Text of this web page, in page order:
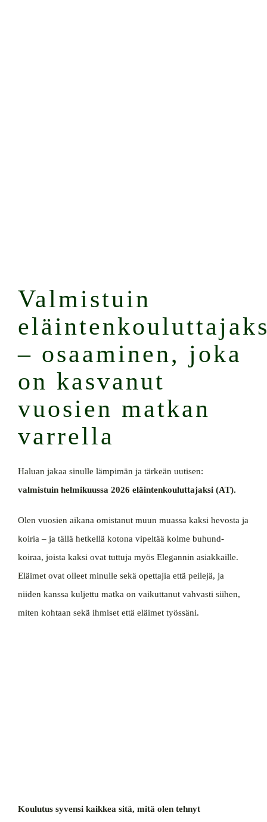
Valmistuin
– osaaminen, joka
on kasvanut
vuosien matkan
varrella
Haluan jakaa sinulle lämpimän ja tärkeän uutisen:
valmistuin helmikuussa 2026 eläintenkouluttajaksi (AT).
Olen vuosien aikana omistanut muun muassa kaksi hevosta ja
koiria – ja tällä hetkellä kotona vipeltää kolme buhund-
koiraa, joista kaksi ovat tuttuja myös Elegannin asiakkaille.
Eläimet ovat olleet minulle sekä opettajia että peilejä, ja
niiden kanssa kuljettu matka on vaikuttanut vahvasti siihen,
miten kohtaan sekä ihmiset että eläimet työssäni.
Koulutus syvensi kaikkea sitä, mitä olen tehnyt